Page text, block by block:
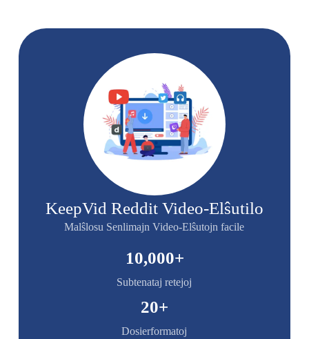
KeepVid Reddit Video-Elŝutilo
Malŝlosu Senlimajn Video-Elŝutojn facile
Subtenataj retejoj
10,000+
Dosierformatoj
20+